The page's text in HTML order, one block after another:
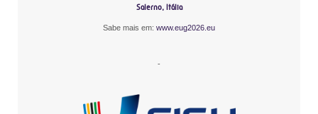
Salerno, Itália
Sabe mais em: www.eug2026.eu
-